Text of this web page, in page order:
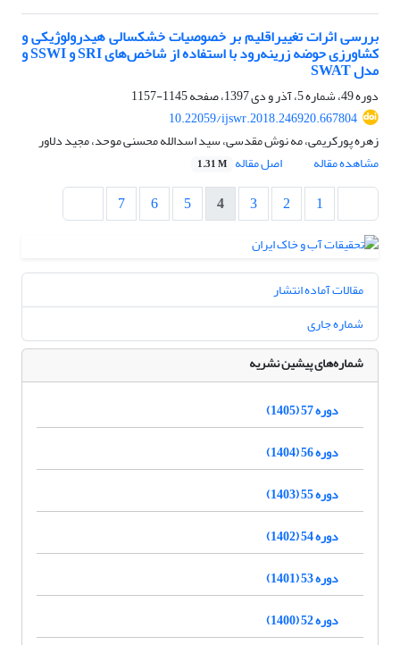
بررسی اثرات تغییراقلیم بر خصوصیات خشکسالی هیدرولوژیکی و
کشاورزی حوضه زرینه‌رود با استفاده از شاخص‌های SRI و SSWI و
مدل SWAT
دوره 49، شماره 5، آذر و دی 1397، صفحه
1145-1157
10.22059/ijswr.2018.246920.667804
زهره پورکریمی، مه نوش مقدسی، سید اسدالله محسنی موحد، مجید دلاور
مشاهده مقاله
اصل مقاله 1.31 M
1
2
3
4
5
6
7
مقالات آماده انتشار
شماره جاری
شماره‌های پیشین نشریه
دوره 57 (1405)
دوره 56 (1404)
دوره 55 (1403)
دوره 54 (1402)
دوره 53 (1401)
دوره 52 (1400)